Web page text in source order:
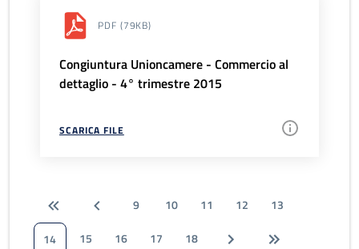
PDF (79KB)
Congiuntura Unioncamere - Commercio al
dettaglio - 4° trimestre 2015
SCARICA FILE
9 10 11 12
13
14
15 16 17 18